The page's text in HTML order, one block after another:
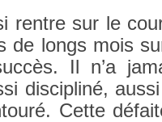
re­ntre sur le
de longs mois
Il n’a
dis­cip­liné,
Cette